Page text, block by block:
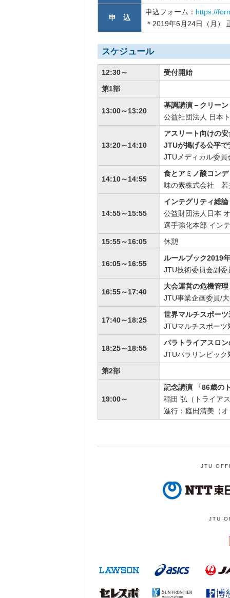
申 込
申込フォーム： https://
＊2019年6月24日（月）
スケジュール
12:30～
受付開始
第1部
13:00～13:20
基調講演－クリー
公益社団法人 日本
13:20～14:10
アスリート向けの
JTUが掲げる公平
JTUメディカル委
14:10～14:55
食とアミノ酸コン
味の素株式会社 若
14:55～15:55
インテグリティ総論
公益財団法人日本
選手強化本部 イン
15:55～16:05
休憩
16:05～16:55
ルールブック2019
JTU技術委員会副
16:55～17:40
大会運営の危機管理
JTU事業企画委員/
17:40～18:25
世界マルチスポー
JTUマルチスポー
18:25～18:55
パラトライアスロ
JTUパラリンピッ
第2部
19:00～
記念講演 「86歳の
稲田 弘（トライア
進行：庭田清美（
JTU
JTU